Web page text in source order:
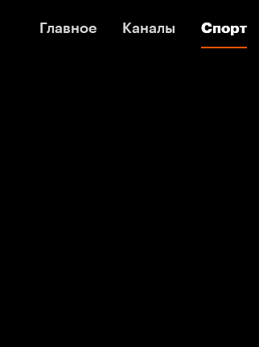
Главное Каналы Спорт
Главное Каналы Спорт